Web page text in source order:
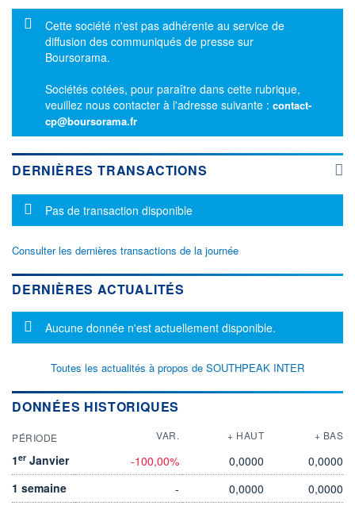
Message d'information
Cette société n'est pas adhérente au service de
diffusion des communiqués de presse sur
Boursorama.
Sociétés cotées, pour paraître dans cette rubrique,
veuillez nous contacter à l'adresse suivante : contact-
cp@boursorama.fr
DERNIÈRES TRANSACTIONS
Message d'information
Pas de transaction disponible
Consulter les dernières transactions de la journée
DERNIÈRES ACTUALITÉS
Message d'information
Aucune donnée n'est actuellement disponible.
Toutes les actualités à propos de SOUTHPEAK INTER
DONNÉES HISTORIQUES
PÉRIODE VAR. + HAUT + BAS
1er Janvier -100,00% 0,0000
0,0000
1 semaine
- 0,0000
0,0000